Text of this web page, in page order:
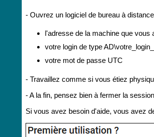
- Ouvrez un logiciel de bureau à
l'adresse de la machine que
votre login de type
votre mot de passe UTC
- Travaillez comme si vous étiez
- A la fin, pensez bien à fermer la
Si vous avez besoin d'aide, vous avez